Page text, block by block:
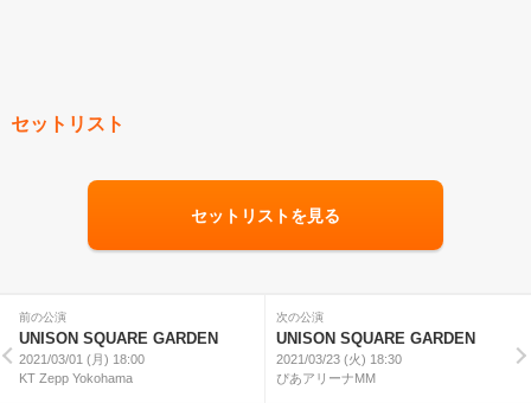
セットリスト
セットリストを見る
前の公演
UNISON SQUARE GARDEN
2021/03/01 (月) 18:00
KT Zepp Yokohama
次の公演
UNISON SQUARE GARDEN
2021/03/23 (火) 18:30
ぴあアリーナMM